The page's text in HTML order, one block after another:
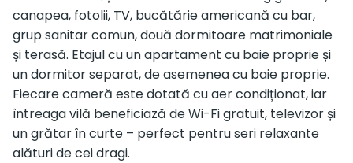
canapea, fotolii, TV, bucătărie americană cu bar,
grup sanitar comun, două dormitoare matrimoniale
și terasă. Etajul cu un apartament cu baie proprie și
un dormitor separat, de asemenea cu baie proprie.
Fiecare cameră este dotată cu aer condiționat, iar
întreaga vilă beneficiază de Wi-Fi gratuit, televizor și
un grătar în curte – perfect pentru seri relaxante
alături de cei dragi.